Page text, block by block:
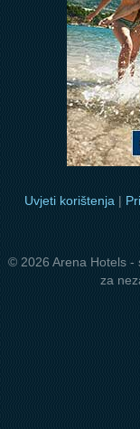
Uvjeti korištenja |
© 2026 Arena Hotels -
za